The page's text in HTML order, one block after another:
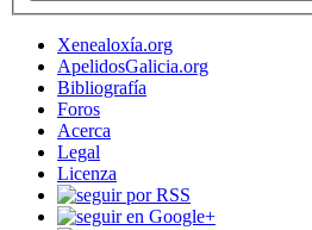
Xenealoxía.org
ApelidosGalicia.org
Bibliografía
Foros
Acerca
Legal
Licenza